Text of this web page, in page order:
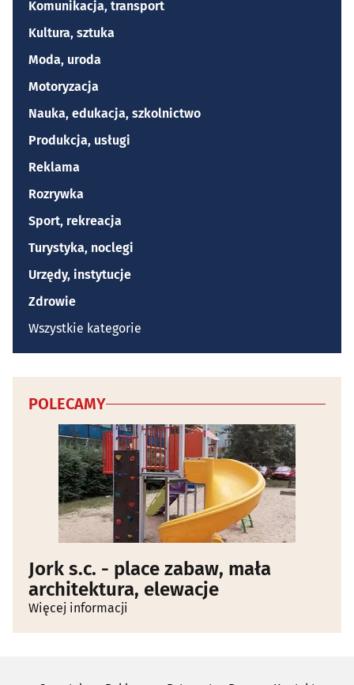
Komunikacja, transport
Kultura, sztuka
Moda, uroda
Motoryzacja
Nauka, edukacja, szkolnictwo
Produkcja, usługi
Reklama
Rozrywka
Sport, rekreacja
Turystyka, noclegi
Urzędy, instytucje
Zdrowie
Wszystkie kategorie
POLECAMY
Jork s.c. - place zabaw, mała
architektura, elewacje
Więcej informacji